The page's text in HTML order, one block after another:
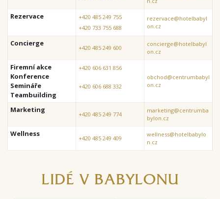
Rezervace
+420 485 249 755
+420 733 755 688
rezervace@hotelbabyl
on.cz
Concierge
+420 485 249 600
concierge@hotelbabyl
on.cz
Firemní akce
Konference
Semináře
Teambuilding
+420 606 631 856
+420 606 688 332
obchod@centrumbabyl
on.cz
Marketing
+420 485 249 774
marketing@centrumba
bylon.cz
Wellness
+420 485 249 409
wellness@hotelbabylo
n.cz
LIDÉ V BABYLONU